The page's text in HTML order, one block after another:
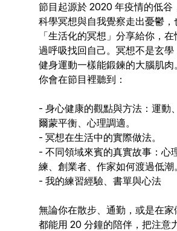
節目起源於 2020 年疫情的低谷
科學冥想與自我覺察走出憂鬱，
「生活化的冥想」分享給你，
過呼吸找回自己。冥想不是玄學
健身運動一樣能鍛鍊的大腦肌肉。
你會在節目裡聽到：
- 身心健康的觀點與方法：運動
爾蒙平衡、心理調適。
- 冥想在生活中的實際做法。
- 不同領域來賓的真實故事：心
練、創業者、作家如何渡過低潮。
- 我的練習經驗、書單與心法
無論你在散步、通勤，或是在家
都能用 20 分鐘的陪伴，把注意